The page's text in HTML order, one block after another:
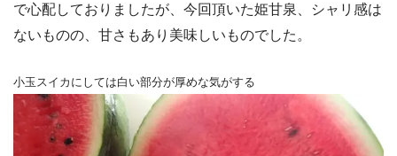
で心配しておりましたが、今回頂いた姫甘泉、シャリ感は
ないものの、甘さもあり美味しいものでした。
小玉スイカにしては白い部分が厚めな気がする